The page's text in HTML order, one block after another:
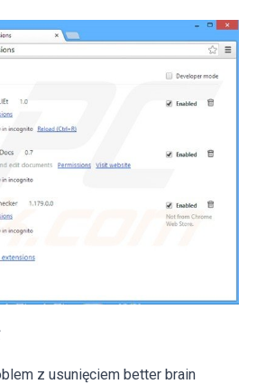
z usunięciem better brain